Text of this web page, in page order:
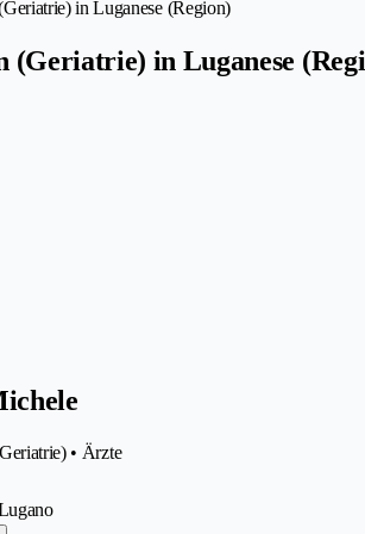
in Luganese (Region)
(Geriatrie) in Luganese
• Ärzte